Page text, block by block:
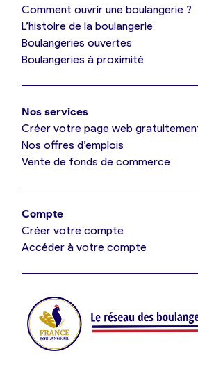
Mes tarifs
Je référence ma boulangerie
Offres d’emploi
Je suis fournisseur
Je crée mon compte
Oui, appeler
Non, annuler
Comment ouvrir une boulangerie ?
L’histoire de la boulangerie
Boulangeries ouvertes
Boulangeries à proximité
Nos services
Créer votre page web
Nos offres d’emplois
Vente de fonds de commerce
Compte
Créer votre compte
Accéder à votre compte